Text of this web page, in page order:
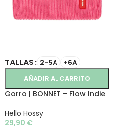
TALLAS 2-5A +6A
AÑADIR AL CARRITO
Gorro | BONNET – Flow Indie
Hello Hossy
29,90 €